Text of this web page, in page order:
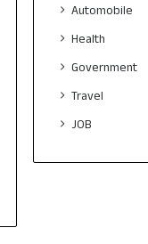
Automobile
Health
Government
Travel
JOB